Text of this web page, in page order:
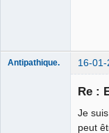
Antipathique. 16-01-
Re :
Je
peut